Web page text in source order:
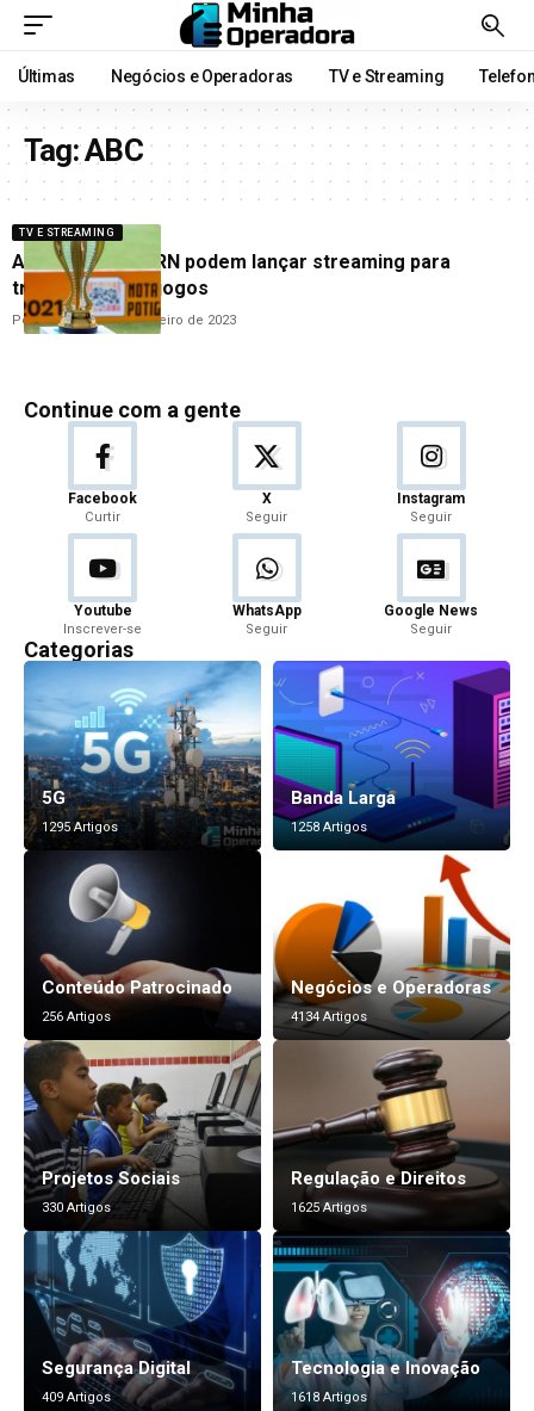
Últimas Negócios e Operadoras TV e Streaming
Tag:ABC
TV E STREAMING
ABC e América/RN podem lançar streaming para
transmissão de jogos
PorCleane Lima5 de janeiro de 2023
Continue com a gente
Facebook
Curtir
X
Seguir
Instagram
Seguir
Youtube
Inscrever-se
WhatsApp
Seguir
Google News
Seguir
Categorias
5G
1295 Artigos
Banda Larga
1258 Artigos
Conteúdo Patrocinado
256 Artigos
Negócios e Operadoras
4134 Artigos
Projetos Sociais
330 Artigos
Regulação e Direitos
1625 Artigos
Segurança Digital
409 Artigos
Tecnologia e Inovação
1618 Artigos